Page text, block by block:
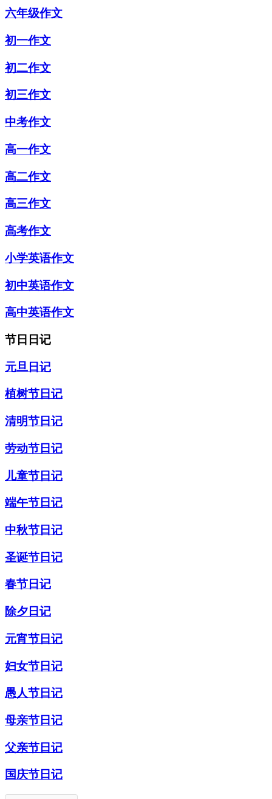
六年级作文
初一作文
初二作文
初三作文
中考作文
高一作文
高二作文
高三作文
高考作文
小学英语作文
初中英语作文
高中英语作文
节日日记
元旦日记
植树节日记
清明节日记
劳动节日记
儿童节日记
端午节日记
中秋节日记
圣诞节日记
春节日记
除夕日记
元宵节日记
妇女节日记
愚人节日记
母亲节日记
父亲节日记
国庆节日记